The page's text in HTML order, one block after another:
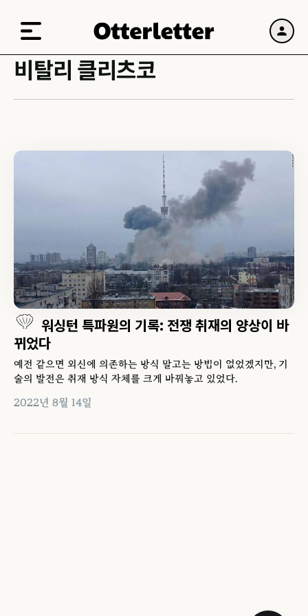
비탈리 클리츠코
워싱턴 특파원의 기록: 전쟁 취재의 양상이 바
뀌었다
예전 같으면 외신에 의존하는 방식 말고는 방법이 없었겠지만, 기
술의 발전은 취재 방식 자체를 크게 바꿔놓고 있었다.
2022년 8월 14일